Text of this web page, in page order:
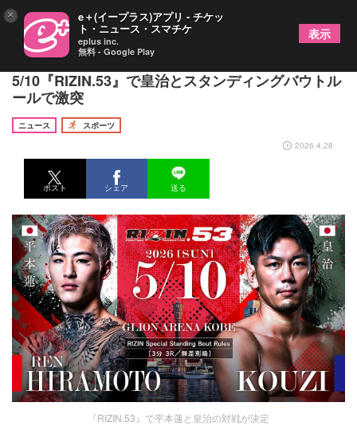
平本蓮が緊急参戦で1年9ヵ月ぶりリングに！
5/10『RIZIN.53』で皇治とスタンディングバウトル
ールで激突
ニュース
スポーツ
2026.4.28
ポスト シェア 送る
『RIZIN.53』で平本蓮と皇治の対戦が決定
× e＋(イープラス)アプリ - チケッ
ト・ニュース・スマチケ
eplus inc.
無料 - Google Play
表示